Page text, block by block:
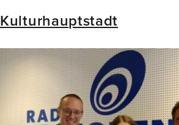
Kulturhauptstadt